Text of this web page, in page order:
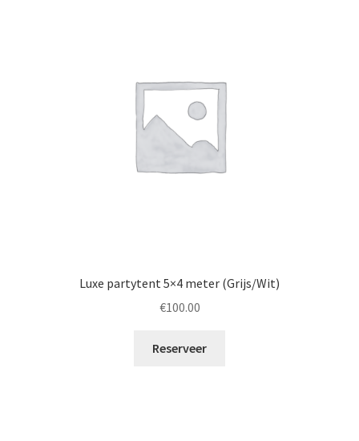
Luxe partytent 5×4 meter (Grijs/Wit)
€100.00
Reserveer